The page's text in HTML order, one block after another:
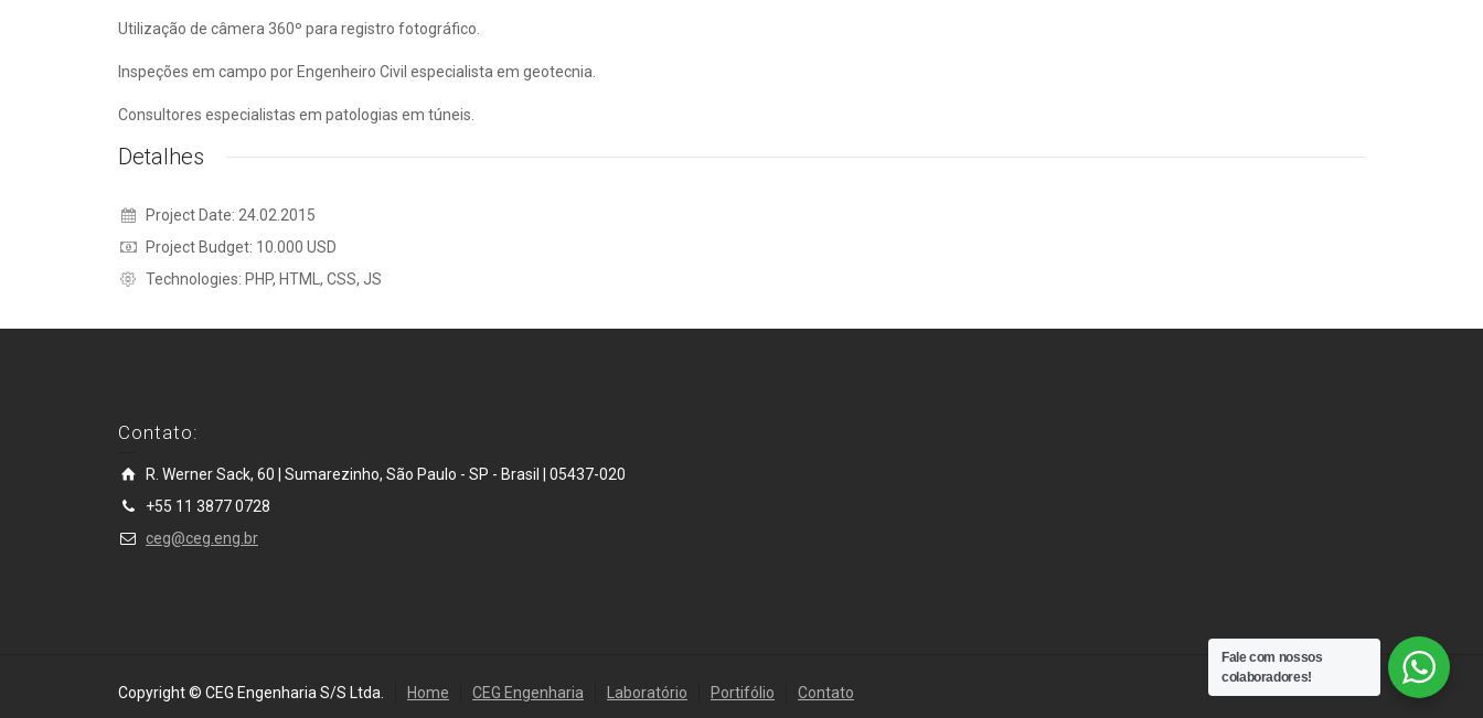
Utilização de câmera 360º para registro fotográfico.
Inspeções em campo por Engenheiro Civil especialista em geotecnia.
Consultores especialistas em patologias em túneis.
Detalhes
Project Date: 24.02.2015
Project Budget: 10.000 USD
Technologies: PHP, HTML, CSS, JS
Contato:
R. Werner Sack, 60 | Sumarezinho, São Paulo - SP - Brasil | 05437-020
+55 11 3877 0728
ceg@ceg.eng.br
Copyright © CEG Engenharia S/S Ltda. Home CEG Engenharia Laboratório Portifólio Contato
Fale com nossos
colaboradores!